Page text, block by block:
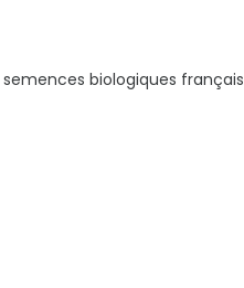
biologiques français